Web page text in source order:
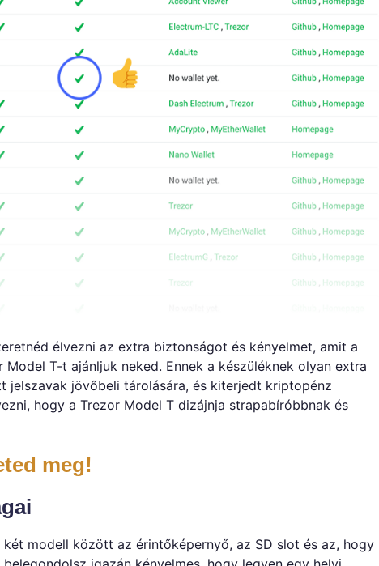
élvezni az extra biztonságot és kényelmet, amit a
T-t ajánljuk neked. Ennek a készüléknek olyan extra
jelszavak jövőbeli tárolására, és kiterjedt kriptopénz
hogy a Trezor Model T dizájnja strapabíróbbnak és
meg!
modell között az érintőképernyő, az SD slot és az, hogy